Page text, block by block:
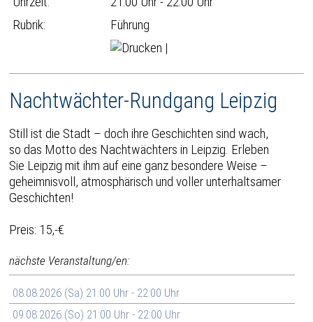
Rubrik:
Führung
|
Nachtwächter-Rundgang Leipzig
Still ist die Stadt – doch ihre Geschichten sind wach,
so das Motto des Nachtwächters in Leipzig. Erleben
Sie Leipzig mit ihm auf eine ganz besondere Weise –
geheimnisvoll, atmosphärisch und voller unterhaltsamer
Geschichten!
Preis: 15,-€
nächste Veranstaltung/en:
08.08.2026 (Sa) 21:00 Uhr - 22:00 Uhr
09.08.2026 (So) 21:00 Uhr - 22:00 Uhr